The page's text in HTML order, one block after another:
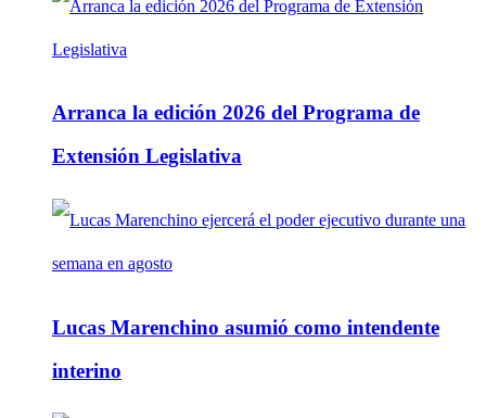
Arranca la edición 2026 del Programa de
Extensión Legislativa
Lucas Marenchino asumió como intendente
interino